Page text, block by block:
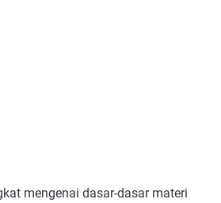
mengenai dasar-dasar materi